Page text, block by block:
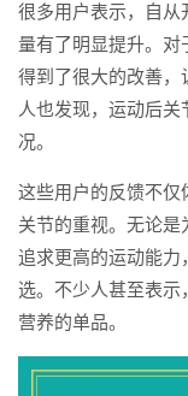
很多用户表示，自从
量有了明显提升。对
得到了很大的改善，
人也发现，运动后
况。
这些用户的反馈不仅
关节的重视。无论是
追求更高的运动能力
选。不少人甚至表示
营养的单品。